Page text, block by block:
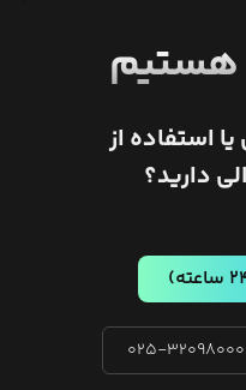
هستیم
استفاده از
دارید؟
۰۲۵-۳۲۰۹۸۰۰۰